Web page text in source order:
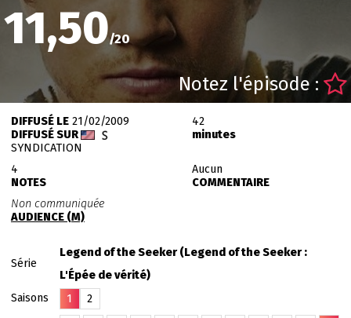
11,50/20
Notez l'épisode :
DIFFUSÉ LE21/02/2009
DIFFUSÉ SUR
SYNDICATION
42
minutes
4
NOTES
Aucun
COMMENTAIRE
Non communiquée
AUDIENCE (M)
Série
Legend of the Seeker (Legend of the Seeker :
L'Épée de vérité)
Saisons
1 2